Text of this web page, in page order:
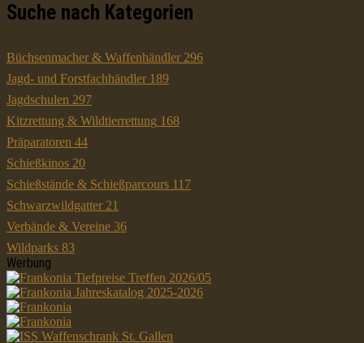
Suche nach Kategorien
Büchsenmacher & Waffenhändler 296
Jagd- und Forstfachhändler 189
Jagdschulen 297
Kitzrettung & Wildtierrettung 168
Präparatoren 44
Schießkinos 20
Schießstände & Schießparcours 117
Schwarzwildgatter 21
Verbände & Vereine 36
Wildparks 83
Werbung